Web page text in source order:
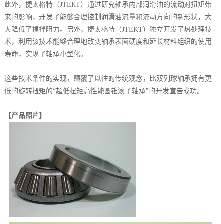
此外，捷太格特（JTEKT）通过研究轴承内部润滑油的流动对扭矩带
来的影响，开发了能够合理控制润滑油流量和流动方向的新形状，大
大降低了搅拌阻力。另外，捷太格特（JTEKT）独立开发了热处理技
术，利用该技术能够合理地改变轴承表面硬度和延长材料组织的使用
寿命，实现了轴承小型化。
这些技术条件的实现，颠覆了以往的传统观念，比双列球轴承拥有更
低的旋转扭矩的“超低扭矩高性能圆锥滚子轴承”的开发宣告成功。
【产品照片】